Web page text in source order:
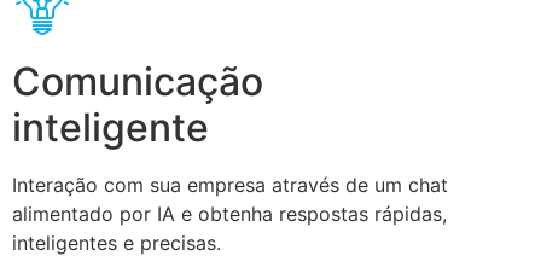
Comunicação
inteligente
Interação com sua empresa através de um chat
alimentado por IA e obtenha respostas rápidas,
inteligentes e precisas.